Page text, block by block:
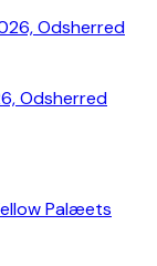
Odsherred